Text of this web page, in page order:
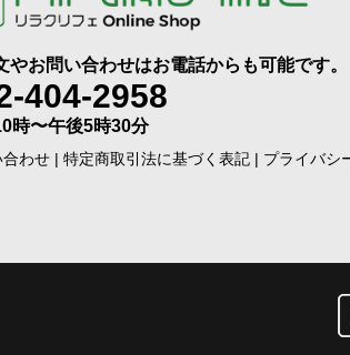
やお問い合わせはお電話からも可能です。
404-2958
時〜午後5時30分
合わせ | 特定商取引法に基づく表記 | プライバシ